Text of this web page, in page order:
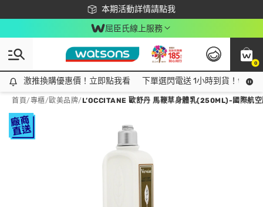
本期活動詳情請點我
下載app最高回饋$350
屈臣氏線上服務
0
激推換購優惠價！立即點我看
激推換購優惠價！立即點我看 下單選閃電送 1小時到貨！領神
首頁/專櫃/ 歐美品牌/L’OCCITANE 歐舒丹 馬鞭草身體乳(250ML)-國際航空